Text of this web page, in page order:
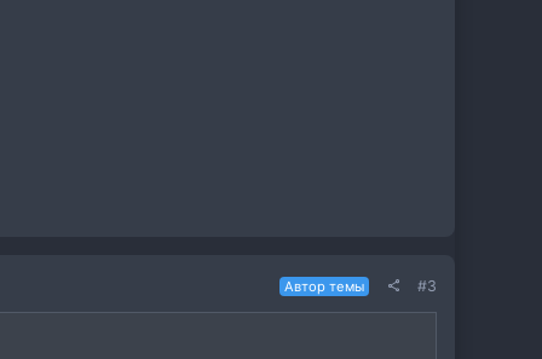
Автор темы #3